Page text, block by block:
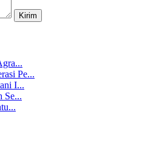
Pe...
I...
Se...